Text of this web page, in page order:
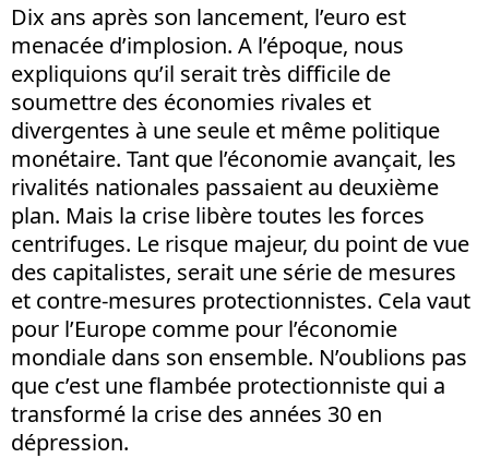
Dix ans après son lancement, l’euro est
menacée d’implosion. A l’époque, nous
expliquions qu’il serait très difficile de
soumettre des économies rivales et
divergentes à une seule et même politique
monétaire. Tant que l’économie avançait, les
rivalités nationales passaient au deuxième
plan. Mais la crise libère toutes les forces
centrifuges. Le risque majeur, du point de vue
des capitalistes, serait une série de mesures
et contre-mesures protectionnistes. Cela vaut
pour l’Europe comme pour l’économie
mondiale dans son ensemble. N’oublions pas
que c’est une flambée protectionniste qui a
transformé la crise des années 30 en
dépression.